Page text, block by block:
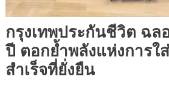
กรุงเทพประกันชีวิต ฉล
ปี ตอกย้ำพลังแห่งการใ
สำเร็จที่ยั่งยืน